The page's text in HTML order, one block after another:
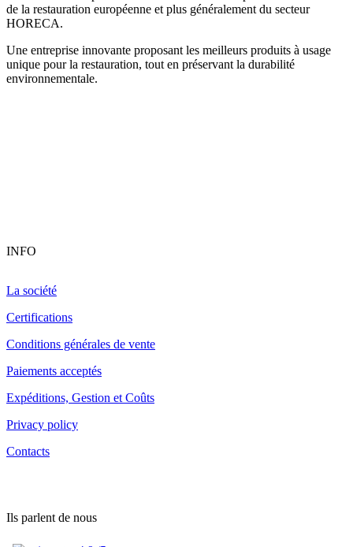
de la restauration européenne et plus généralement du secteur
HORECA.
Une entreprise innovante proposant les meilleurs produits à usage
unique pour la restauration, tout en préservant la durabilité
environnementale.
INFO
La société
Certifications
Conditions générales de vente
Paiements acceptés
Expéditions, Gestion et Coûts
Privacy policy
Contacts
Ils parlent de nous